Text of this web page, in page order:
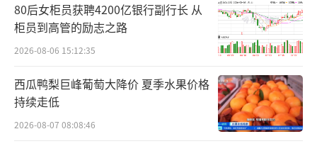
80后女柜员获聘4200亿银行副行长 从
柜员到高管的励志之路
2026-08-06 15:12:35
西瓜鸭梨巨峰葡萄大降价 夏季水果价格
持续走低
2026-08-07 08:08:46